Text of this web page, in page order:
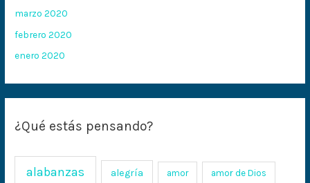
marzo 2020
febrero 2020
enero 2020
¿Qué estás pensando?
alabanzas alegría amor amor de Dios